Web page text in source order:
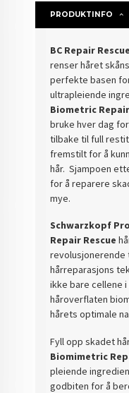
PRODUKTINFO
BC Repair
renser håret
perfekte basen
ultrapleiende
Biometric
bruke hver dag
tilbake til full
fremstilt for å
hår. Sjampoen
for å reparere
mye.
Schwarzkopf
Repair Rescue
revolusjonerende
hårreparasjons
ikke bare cellene
håroverflaten
hårets optimale
Fyll opp skadet
Biomimetric
pleiende
godbiten for å